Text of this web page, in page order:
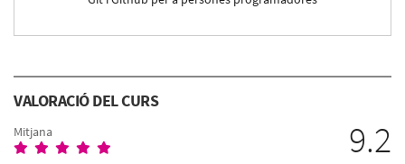
VALORACIÓ DEL CURS
Mitjana 9.2